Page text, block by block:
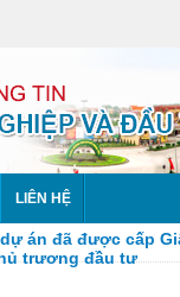
LIÊN HỆ
án đã được cấp
trương đầu tư